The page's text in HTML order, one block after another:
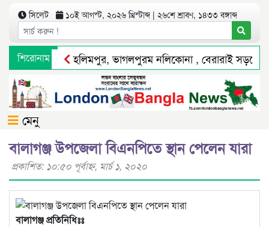
সিলেট ১০ই আগস্ট, ২০২৬ খ্রিস্টাব্দ | ২৬শে শ্রাবণ, ১৪৩৩ বঙ্গাব্দ
শিরোনাম
হলিমপুর, ভাগলপুরম নলিকোনা , বেরারাই সড়কে
অপরাধ দমন ও কর্মদক্ষতায় সিলেট রেঞ্জের শ্রেষ্ঠ
মেনু
বালাগঞ্জ উপজেলা বিএনপিতে স্থান পেলেন যারা
প্রকাশিত: ১০:৫০ পূর্বাহ্ণ, মার্চ ১, ২০২০
বালাগঞ্জ প্রতিনিধিঃঃ